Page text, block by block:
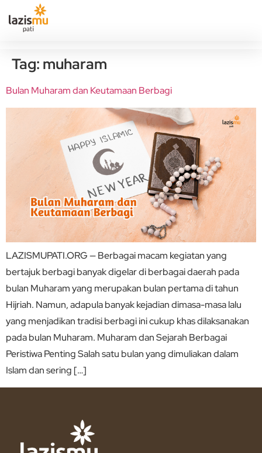
Tag: muharam
Bulan Muharam dan Keutamaan Berbagi
LAZISMUPATI.ORG — Berbagai macam kegiatan yang
bertajuk berbagi banyak digelar di berbagai daerah pada
bulan Muharam yang merupakan bulan pertama di tahun
Hijriah. Namun, adapula banyak kejadian dimasa-masa lalu
yang menjadikan tradisi berbagi ini cukup khas dilaksanakan
pada bulan Muharam. Muharam dan Sejarah Berbagai
Peristiwa Penting Salah satu bulan yang dimuliakan dalam
Islam dan sering […]